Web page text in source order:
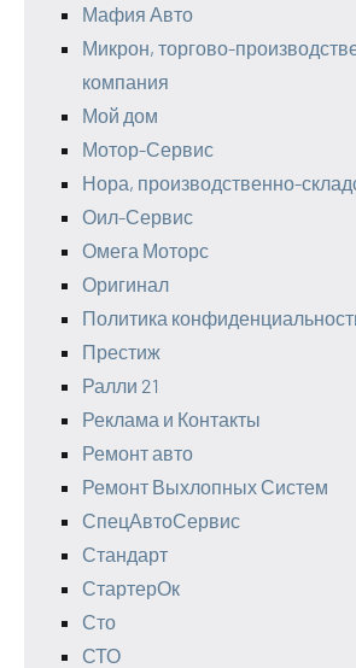
Мафия Авто
Микрон, торгово-
компания
Мой дом
Мотор-Сервис
Нора, производственно-
Оил-Сервис
Омега Моторс
Оригинал
Политика
Престиж
Ралли 21
Реклама и Контакты
Ремонт авто
Ремонт Выхлопных Систем
СпецАвтоСервис
Стандарт
СтартерОк
Сто
СТО